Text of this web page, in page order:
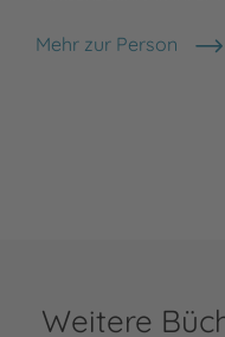
Mehr zur Person
Rike Janßen
Weitere